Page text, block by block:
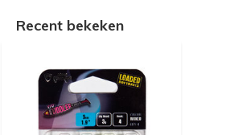
Recent bekeken